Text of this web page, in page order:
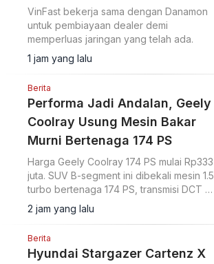
VinFast bekerja sama dengan Danamon
untuk pembiayaan dealer demi
memperluas jaringan yang telah ada.
1 jam yang lalu
Berita
Performa Jadi Andalan, Geely
Coolray Usung Mesin Bakar
Murni Bertenaga 174 PS
Harga Geely Coolray 174 PS mulai Rp333
juta. SUV B-segment ini dibekali mesin 1.5
turbo bertenaga 174 PS, transmisi DCT 7
percepatan, akselerasi 0-100 km/jam
dalam 7,6 detik, serta ADAS Level 2.
2 jam yang lalu
Berita
Hyundai Stargazer Cartenz X